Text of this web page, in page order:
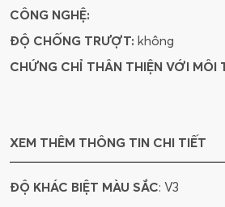
CÔNG NGHỆ:
ĐỘ CHỐNG TRƯỢT: không
CHỨNG CHỈ THÂN THIỆN VỚI MÔI
XEM THÊM THÔNG TIN CHI TIẾT
ĐỘ KHÁC BIỆT MÀU SẮC: V3